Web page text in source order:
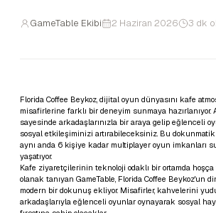
GameTable Ekibi 2 Haziran 2026 3 dk
Florida Coffee Beykoz, dijital oyun dünyasını kafe
misafirlerine farklı bir deneyim sunmaya hazırlanıyor.
sayesinde arkadaşlarınızla bir araya gelip eğlenceli
sosyal etkileşiminizi artırabileceksiniz. Bu dokunmatik
aynı anda 6 kişiye kadar multiplayer oyun imkanları
yaşatıyor.
Kafe ziyaretçilerinin teknoloji odaklı bir ortamda
olanak tanıyan GameTable, Florida Coffee Beykoz'un
modern bir dokunuş ekliyor. Misafirler, kahvelerini
arkadaşlarıyla eğlenceli oyunlar oynayarak sosyal